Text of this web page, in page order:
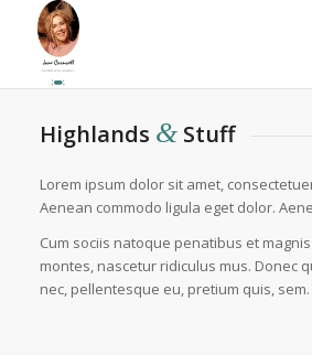
Highlands &Stuff
Lorem ipsum dolor sit amet,
Aenean commodo ligula eget dolor.
Cum sociis natoque penatibus et
montes, nascetur ridiculus mus. Donec
nec, pellentesque eu, pretium quis, sem.